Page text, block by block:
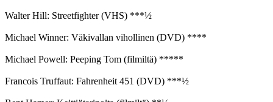
Walter Hill: Streetfighter (VHS) ***½
Michael Winner: Väkivallan vihollinen (DVD) ****
Michael Powell: Peeping Tom (filmiltä) *****
Francois Truffaut: Fahrenheit 451 (DVD) ***½